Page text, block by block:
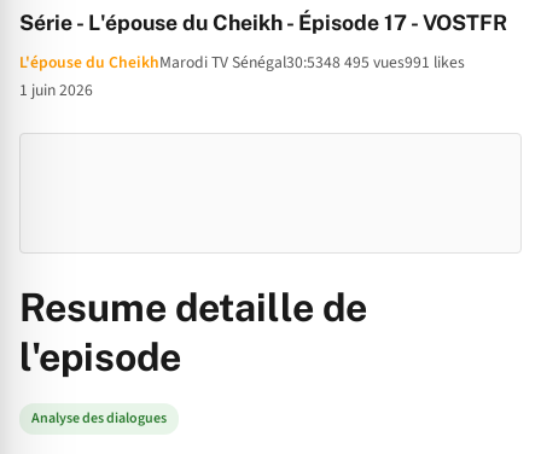
Série - L'épouse du Cheikh - Épisode 17 - VOSTFR
L'épouse du CheikhMarodi TV Sénégal30:5348 495 vues991 likes
1 juin 2026
Resume detaille de
l'episode
Analyse des dialogues